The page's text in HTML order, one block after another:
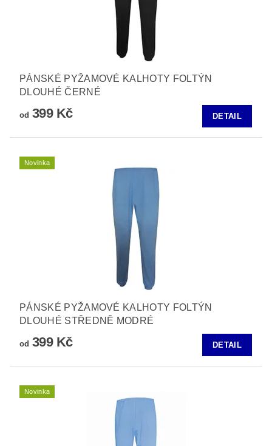
PÁNSKÉ PYŽAMOVÉ KALHOTY FOLTÝN
DLOUHÉ ČERNÉ
od 399 Kč DETAIL
Novinka
PÁNSKÉ PYŽAMOVÉ KALHOTY FOLTÝN
DLOUHÉ STŘEDNĚ MODRÉ
od 399 Kč DETAIL
Novinka